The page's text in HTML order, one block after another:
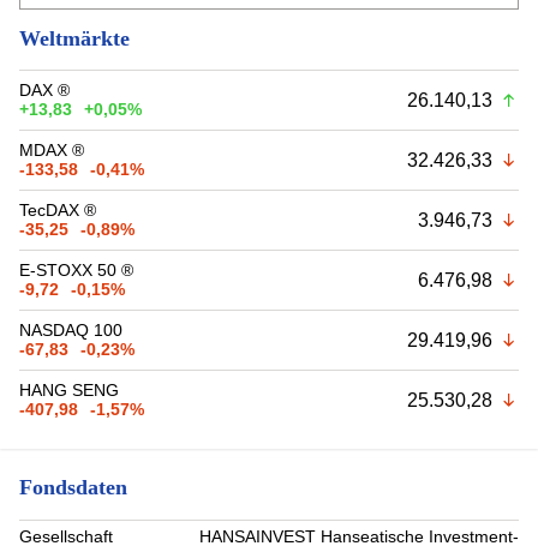
Weltmärkte
DAX ®
+13,83
+0,05% 26.140,13
MDAX ®
-133,58
-0,41% 32.426,33
TecDAX ®
-35,25
-0,89% 3.946,73
E-STOXX 50 ®
-9,72
-0,15% 6.476,98
NASDAQ 100
-67,83
-0,23% 29.419,96
HANG SENG
-407,98
-1,57% 25.530,28
Fondsdaten
Gesellschaft
HANSAINVEST Hanseatische Investment-